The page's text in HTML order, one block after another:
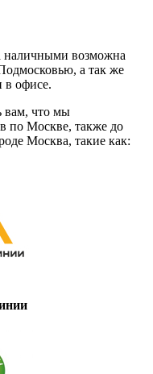
возможна
а так же
в офисе.
вам, что мы
по Москве, также до
Москва, такие как: